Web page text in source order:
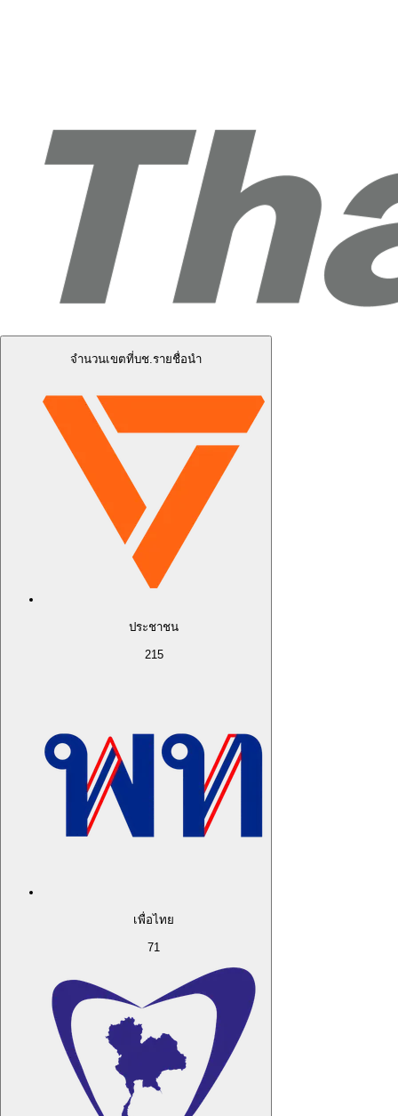
จำนวนเขตที่บช.รายชื่อนำ
ประชาชน
215
เพื่อไทย
71